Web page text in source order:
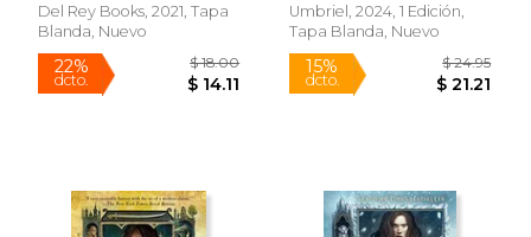
Del Rey Books, 2021, Tapa
Blanda, Nuevo
Rápido
Umbriel, 2024, 1 Edición,
Tapa Blanda, Nuevo